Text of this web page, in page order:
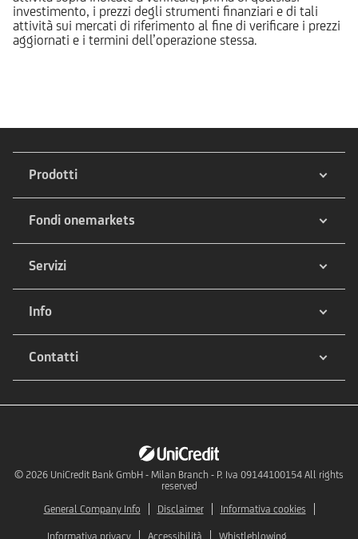
investimento, i prezzi degli strumenti finanziari e di tali
attività sui mercati di riferimento al fine di verificare i prezzi
aggiornati e i termini dell’operazione stessa.
Prodotti
Fondi onemarkets
Servizi
Info
Contatti
© 2026 UniCredit Bank GmbH - Milan Branch - P. Iva 09144100154 All rights
reserved
General Company Info
Disclaimer Informativa cookies
Informativa privacy Accessibilità Whistleblowing